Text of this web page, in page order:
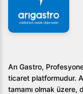
Arı Gastro,
ticaret platformudur.
tamamı olmak üzere,